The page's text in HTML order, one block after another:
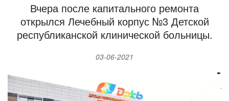
Вчера после капитального ремонта
открылся Лечебный корпус №3 Детской
республиканской клинической больницы.
03-06-2021